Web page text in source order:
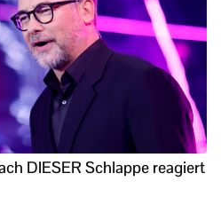
DIESER Schlappe reagiert